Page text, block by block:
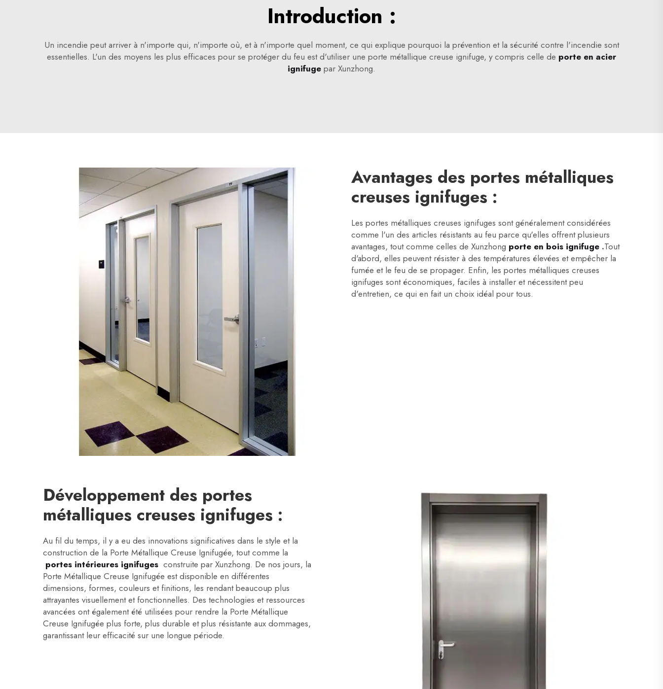
Introduction :
Un incendie peut arriver à n'importe qui, n'importe où, et à n'importe quel moment, ce qui explique pourquoi la prévention et la sécurité contre l'incendie sont
essentielles. L'un des moyens les plus efficaces pour se protéger du feu est d'utiliser une porte métallique creuse ignifuge, y compris celle de porte en acier
ignifuge par Xunzhong.
Avantages des portes métalliques
creuses ignifuges :
Les portes métalliques creuses ignifuges sont généralement considérées
comme l'un des articles résistants au feu parce qu'elles offrent plusieurs
avantages, tout comme celles de Xunzhong porte en bois ignifuge .Tout
d'abord, elles peuvent résister à des températures élevées et empêcher la
fumée et le feu de se propager. Enfin, les portes métalliques creuses
ignifuges sont économiques, faciles à installer et nécessitent peu
d'entretien, ce qui en fait un choix idéal pour tous.
Développement des portes
métalliques creuses ignifuges :
Au fil du temps, il y a eu des innovations significatives dans le style et la
construction de la Porte Métallique Creuse Ignifugée, tout comme la
portes intérieures ignifuges construite par Xunzhong. De nos jours, la
Porte Métallique Creuse Ignifugée est disponible en différentes
dimensions, formes, couleurs et finitions, les rendant beaucoup plus
attrayantes visuellement et fonctionnelles. Des technologies et ressources
avancées ont également été utilisées pour rendre la Porte Métallique
Creuse Ignifugée plus forte, plus durable et plus résistante aux dommages,
garantissant leur efficacité sur une longue période.